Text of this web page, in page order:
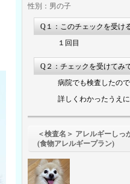
性別：男の子
Q１：このチェックを受け
１回目
Q２：チェックを受けてみ
病院でも検査したの
詳しくわかったうえ
＜検査名＞ アレルギーし
(食物アレルギープラン)